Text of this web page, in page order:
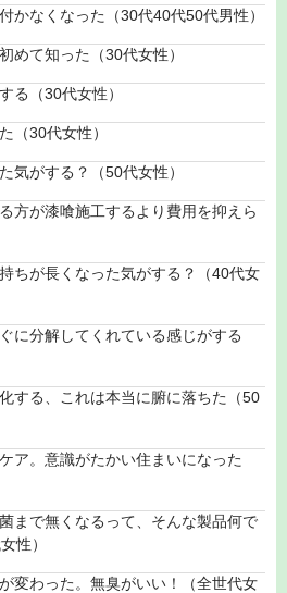
かなくなった（30代40代50代男性）
めて知った（30代女性）
る（30代女性）
（30代女性）
気がする？（50代女性）
方が漆喰施工するより費用を抑えら
ちが長くなった気がする？（40代女
に分解してくれている感じがする
する、これは本当に腑に落ちた（50
ア。意識がたかい住まいになった
まで無くなるって、そんな製品何で
性）
変わった。無臭がいい！（全世代女